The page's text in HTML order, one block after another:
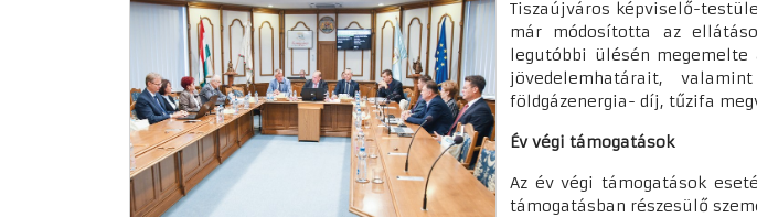
Tiszaújváros képviselő-
már módosította az
legutóbbi ülésén
jövedelemhatárait,
földgázenergia- díj, tűzifa
Év végi támogatások
Az év végi támogatások
támogatásban részesülő